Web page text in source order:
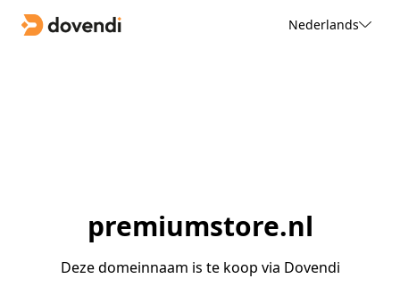
Nederlands
premiumstore.nl
Deze domeinnaam is te koop via Dovendi